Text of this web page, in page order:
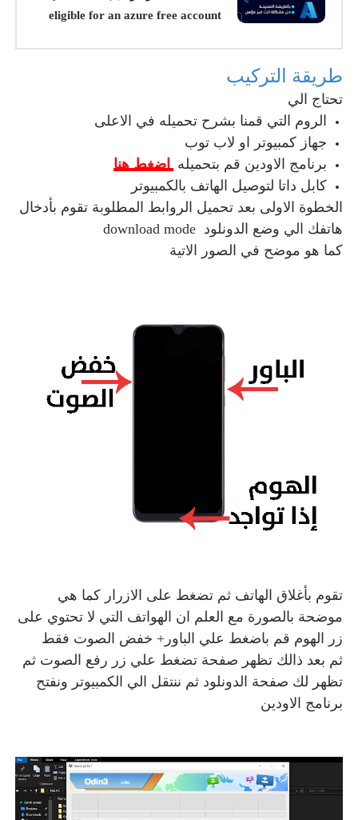
eligible for an azure free account
طريقة التركيب
تحتاج الي
الروم التي قمنا بشرح تحميله في الاعلى
جهاز كمبيوتر او لاب توب
برنامج الاودين قم بتحميله اضغط هنا
كابل داتا لتوصيل الهاتف بالكمبيوتر
الخطوة الاولى بعد تحميل الروابط المطلوبة تقوم بأدخال
هاتفك الي وضع الدونلود download mode
كما هو موضح في الصور الاتية
تقوم بأغلاق الهاتف ثم تضغط على الازرار كما هي
موضحة بالصورة مع العلم ان الهواتف التي لا تحتوي على
زر الهوم قم باضغط علي الباور+ خفض الصوت فقط
ثم بعد ذالك تظهر صفحة تضغط علي زر رفع الصوت ثم
تظهر لك صفحة الدونلود ثم ننتقل الي الكمبيوتر ونفتح
برنامج الاودين